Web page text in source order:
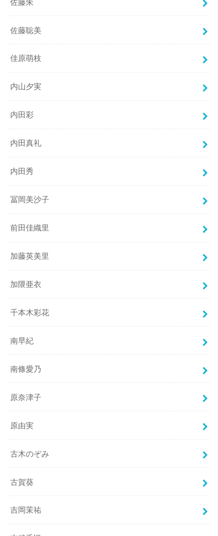
佐藤聡美
佳原萌枝
内山夕実
内田彩
内田真礼
内田秀
冨岡美沙子
前田佳織里
加藤英美里
加隈亜衣
千本木彩花
南早紀
南條愛乃
原奈津子
原由実
古木のぞみ
古賀葵
吉岡茉祐